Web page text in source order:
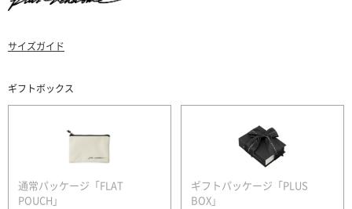
サイズガイド
ギフトボックス
通常パッケージ「FLAT
POUCH」
ギフトパッケージ「PLUS
BOX」